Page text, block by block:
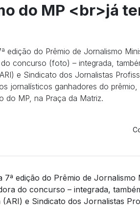
do MP <br>já
edição do Prêmio de Jornalismo
concurso (foto) – integrada,
e Sindicato dos Jornalistas
jornalísticos ganhadores do prêmio,
do MP, na Praça da Matriz.
edição do Prêmio de Jornalismo
do concurso – integrada,
e Sindicato dos Jornalistas